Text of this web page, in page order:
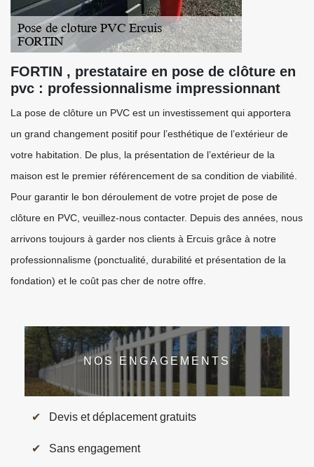
FORTIN , prestataire en pose de clôture en
pvc : professionnalisme impressionnant
La pose de clôture un PVC est un investissement qui apportera
un grand changement positif pour l’esthétique de l’extérieur de
votre habitation. De plus, la présentation de l’extérieur de la
maison est le premier référencement de sa condition de viabilité.
Pour garantir le bon déroulement de votre projet de pose de
clôture en PVC, veuillez-nous contacter. Depuis des années, nous
arrivons toujours à garder nos clients à Ercuis grâce à notre
professionnalisme (ponctualité, durabilité et présentation de la
fondation) et le coût pas cher de notre offre.
NOS ENGAGEMENTS
Devis et déplacement gratuits
Sans engagement